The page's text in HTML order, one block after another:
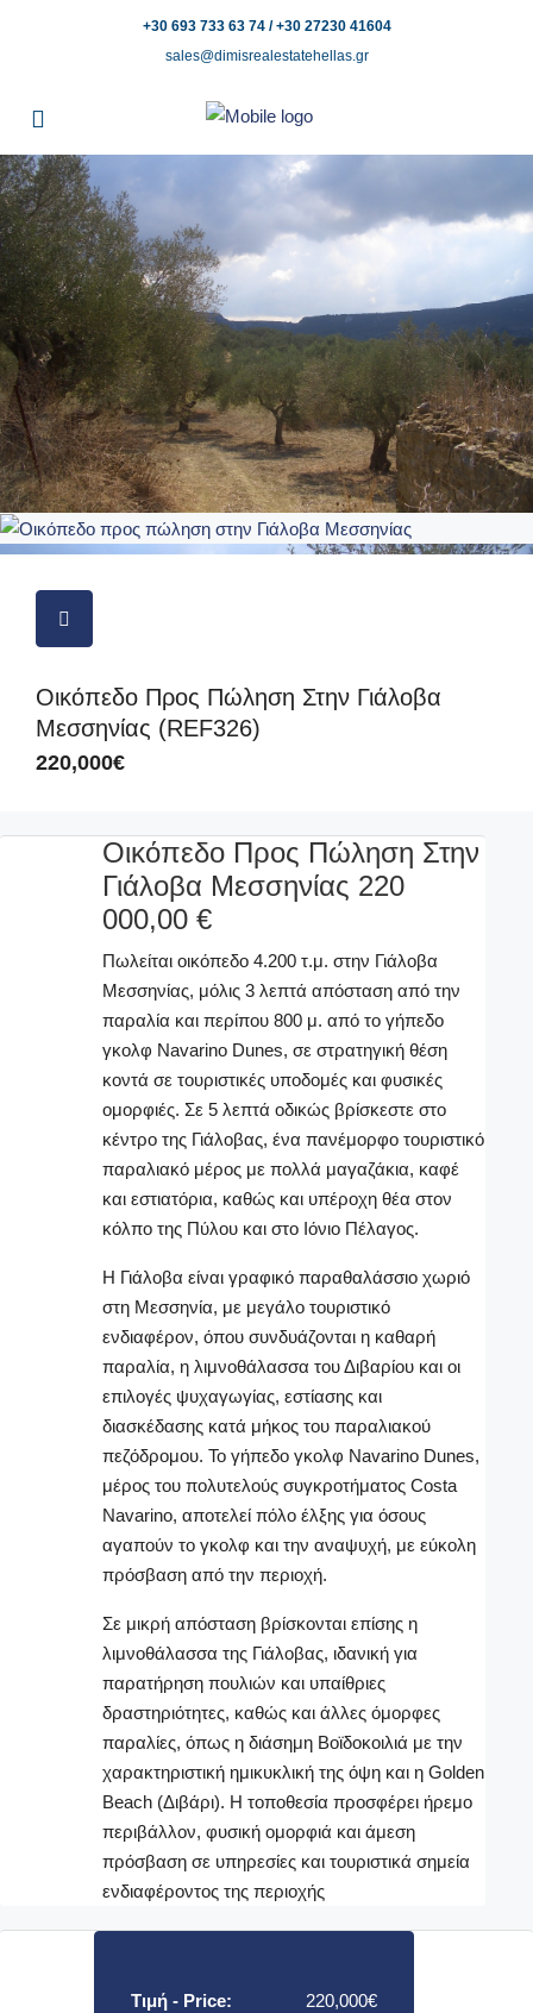
+30 693 733 63 74 / +30 27230 41604
sales@dimisrealestatehellas.gr
Οικόπεδο Προς Πώληση Στην Γιάλοβα
Μεσσηνίας (REF326)
220,000€
Οικόπεδο Προς Πώληση Στην
Γιάλοβα Μεσσηνίας 220
000,00 €
Πωλείται οικόπεδο 4.200 τ.μ. στην Γιάλοβα
Μεσσηνίας, μόλις 3 λεπτά απόσταση από την
παραλία και περίπου 800 μ. από το γήπεδο
γκολφ Navarino Dunes, σε στρατηγική θέση
κοντά σε τουριστικές υποδομές και φυσικές
ομορφιές. Σε 5 λεπτά οδικώς βρίσκεστε στο
κέντρο της Γιάλοβας, ένα πανέμορφο τουριστικό
παραλιακό μέρος με πολλά μαγαζάκια, καφέ
και εστιατόρια, καθώς και υπέροχη θέα στον
κόλπο της Πύλου και στο Ιόνιο Πέλαγος.
Η Γιάλοβα είναι γραφικό παραθαλάσσιο χωριό
στη Μεσσηνία, με μεγάλο τουριστικό
ενδιαφέρον, όπου συνδυάζονται η καθαρή
παραλία, η λιμνοθάλασσα του Διβαρίου και οι
επιλογές ψυχαγωγίας, εστίασης και
διασκέδασης κατά μήκος του παραλιακού
πεζόδρομου. Το γήπεδο γκολφ Navarino Dunes,
μέρος του πολυτελούς συγκροτήματος Costa
Navarino, αποτελεί πόλο έλξης για όσους
αγαπούν το γκολφ και την αναψυχή, με εύκολη
πρόσβαση από την περιοχή.
Σε μικρή απόσταση βρίσκονται επίσης η
λιμνοθάλασσα της Γιάλοβας, ιδανική για
παρατήρηση πουλιών και υπαίθριες
δραστηριότητες, καθώς και άλλες όμορφες
παραλίες, όπως η διάσημη Βοϊδοκοιλιά με την
χαρακτηριστική ημικυκλική της όψη και η Golden
Beach (Διβάρι). Η τοποθεσία προσφέρει ήρεμο
περιβάλλον, φυσική ομορφιά και άμεση
πρόσβαση σε υπηρεσίες και τουριστικά σημεία
ενδιαφέροντος της περιοχής
Τιμή - Price: 220,000€